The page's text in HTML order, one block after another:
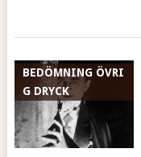
BEDÖMNING ÖVRI
G DRYCK